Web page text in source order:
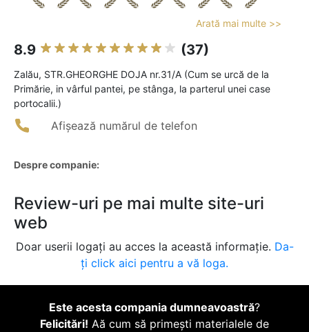
Arată mai multe >>
8.9 (37)
Zalău, STR.GHEORGHE DOJA nr.31/A (Cum se urcă de la
Primărie, in vârful pantei, pe stânga, la parterul unei case
portocalii.)
Afișează numărul de telefon
Despre companie:
Review-uri pe mai multe site-uri
web
Doar userii logați au acces la această informație. Da-
ți click aici pentru a vă loga.
Este acesta compania dumneavoastră?
Felicitări! Aă cum să primești materialele de